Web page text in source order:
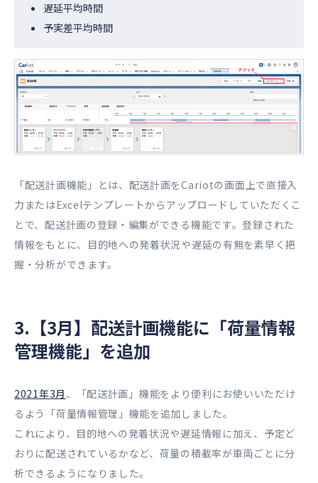
遅延平均時間
予実差平均時間
「配送計画機能」とは、配送計画をCariotの画面上で直接入
力またはExcelテンプレートからアップロードしていただくこ
とで、配送計画の登録・編集ができる機能です。登録された
情報をもとに、目的地への発着状況や遅延の有無を素早く把
握・分析ができます。
3.【3月】配送計画機能に「荷量情報
管理機能」を追加
2021年3月 、「配送計画」機能をより便利にお使いいただけ
るよう「荷量情報管理」機能を追加しました。
これにより、目的地への発着状況や遅延情報に加え、予定ど
おりに配送されているかなど、荷量の積載率が車両ごとに分
析できるようになりました。